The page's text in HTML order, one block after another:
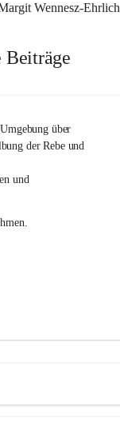
Wennesz-Ehrlich
über
der Rebe und
und